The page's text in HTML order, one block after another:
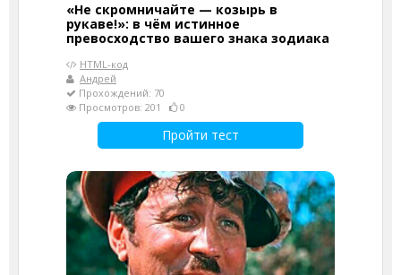
«Не скромничайте — козырь в
рукаве!»: в чём истинное
превосходство вашего знака зодиака
HTML-код
Андрей
Прохождений: 70
Просмотров: 201
0
Пройти тест